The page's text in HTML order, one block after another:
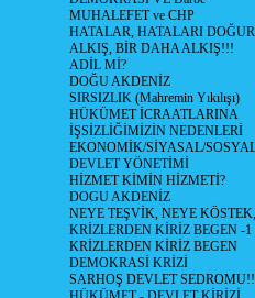
MUHALEFET ve CHP
HATALAR, HATALARI
ALKIŞ, BİR DAHA ALKIŞ!!!
ADİL Mİ?
DOĞU AKDENİZ
SIRSIZLIK (Mahremin Yıkılışı)
HÜKÜMET İCRAATLARINA
İŞSİZLİĞİMİZİN NEDENLERİ
EKONOMİK/SİYASAL/
DEVLET YÖNETİMİ
HİZMET KİMİN HİZMETİ?
DOGU AKDENİZ
NEYE TEŞVİK, NEYE
KRİZLERDEN KİRİZ BEGEN -1
KRİZLERDEN KİRİZ BEGEN
DEMOKRASİ KRİZİ
SARHOŞ DEVLET SEDROMU!!